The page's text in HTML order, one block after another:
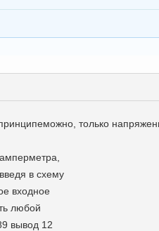
только
в схему
входное
любой
вывод 12